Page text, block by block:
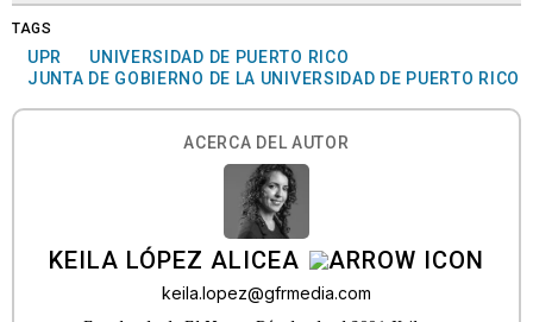
TAGS
UPR
UNIVERSIDAD DE PUERTO RICO
JUNTA DE GOBIERNO DE LA UNIVERSIDAD DE PUERTO RICO
ACERCA DEL AUTOR
KEILA LÓPEZ ALICEA
keila.lopez@gfrmedia.com